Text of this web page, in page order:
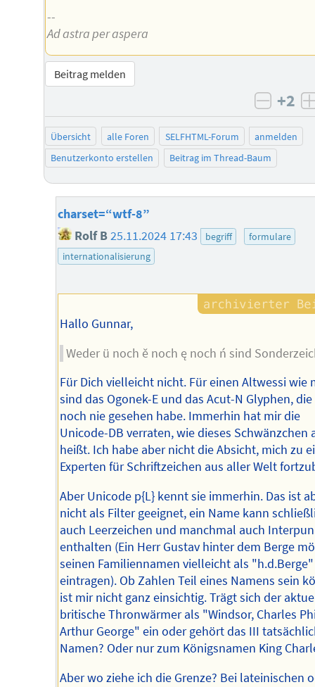
--
Ad astra per aspera
Beitrag melden
+2
Übersicht alle Foren SELFHTML-Forum
anmelden
Benutzerkonto erstellen
Beitrag im Thread-Baum
charset=“wtf-8”
Rolf B25.11.2024 17:43 begriff
formulare
internationalisierung
Hallo Gunnar,
Weder ü noch ě noch ę noch ń sind
Für Dich vielleicht nicht. Für einen Altwessi wie
sind das Ogonek-E und das Acut-N Glyphen, die
noch nie gesehen habe. Immerhin hat mir die
Unicode-DB verraten, wie dieses Schwänzchen
heißt. Ich habe aber nicht die Absicht, mich zu
Experten für Schriftzeichen aus aller Welt
Aber Unicode p{L} kennt sie immerhin. Das ist
nicht als Filter geeignet, ein Name kann
auch Leerzeichen und manchmal auch
enthalten (Ein Herr Gustav hinter dem Berge
seinen Familiennamen vielleicht als "h.d.Berge"
eintragen). Ob Zahlen Teil eines Namens sein
ist mir nicht ganz einsichtig. Trägt sich der
britische Thronwärmer als "Windsor, Charles
Arthur George" ein oder gehört das III
Namen? Oder nur zum Königsnamen King
Aber wo ziehe ich die Grenze? Bei lateinischen